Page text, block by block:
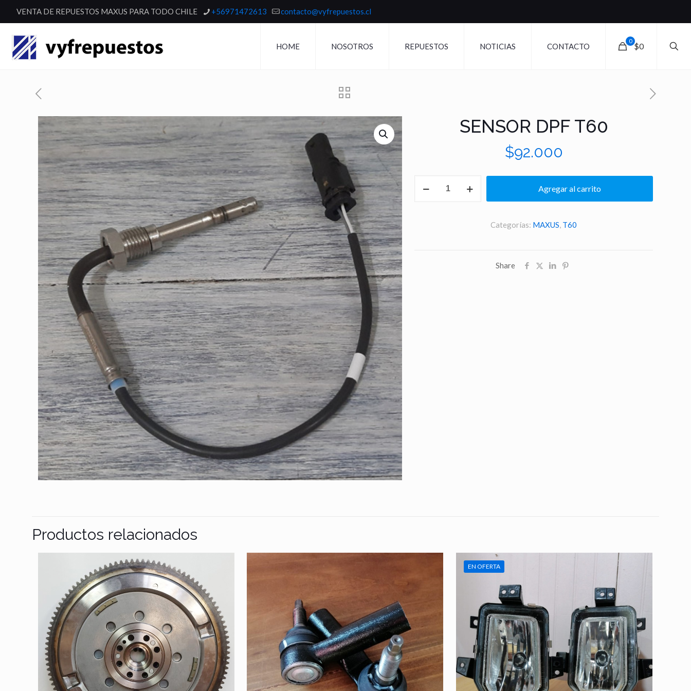
VENTA DE REPUESTOS MAXUS PARA TODO CHILE +56971472613 contacto@vyfrepuestos.cl
HOME NOSOTROS REPUESTOS NOTICIAS CONTACTO
0
$0
SENSOR DPF T60
$92.000
Agregar al carrito
Categorías: MAXUS, T60
Share
Productos relacionados
EN OFERTA